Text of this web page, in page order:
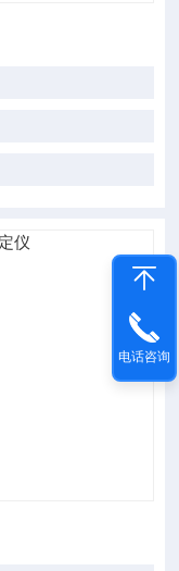
电话咨询